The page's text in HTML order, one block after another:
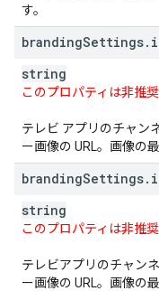
す。
brandingSettings.
string
このプロパティは非推
テレビ アプリのチャン
ー画像の URL。画像の
brandingSettings.
string
このプロパティは非推
テレビアプリのチャン
ー画像の URL。画像の